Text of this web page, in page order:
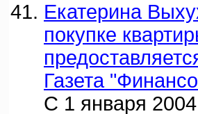
Екатерина
покупке
Газета
С 1 января